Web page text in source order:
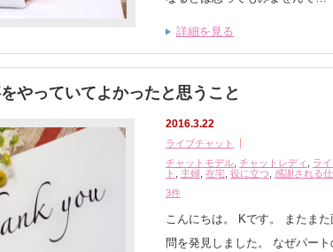
詳細を見る
やっていてよかったと思うこと
2016.3.22
ライブチャット
チャットモデル チャットレディ
ラ
ト
主婦 在宅 役に立つ 感謝される
3件
こんにちは。 Kです。 またま
問を発見しました。 なぜパート